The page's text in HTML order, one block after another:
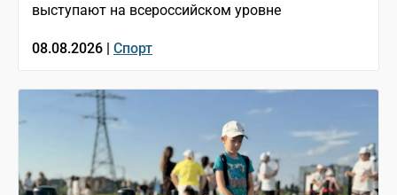
выступают на всероссийском уровне
08.08.2026 | Спорт